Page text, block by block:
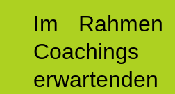
Im Rahmen